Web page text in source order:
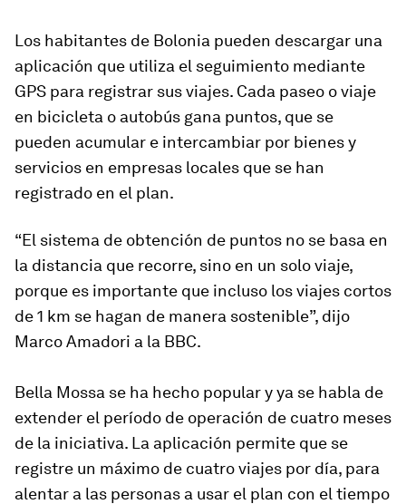
Los habitantes de Bolonia pueden descargar una
aplicación que utiliza el seguimiento mediante
GPS para registrar sus viajes. Cada paseo o viaje
en bicicleta o autobús gana puntos, que se
pueden acumular e intercambiar por bienes y
servicios en empresas locales que se han
registrado en el plan.
“El sistema de obtención de puntos no se basa en
la distancia que recorre, sino en un solo viaje,
porque es importante que incluso los viajes cortos
de 1 km se hagan de manera sostenible”, dijo
Marco Amadori a la BBC.
Bella Mossa se ha hecho popular y ya se habla de
extender el período de operación de cuatro meses
de la iniciativa. La aplicación permite que se
registre un máximo de cuatro viajes por día, para
alentar a las personas a usar el plan con el tiempo